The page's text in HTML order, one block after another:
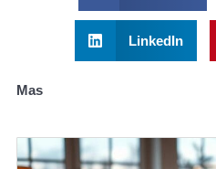
LinkedIn
Mas